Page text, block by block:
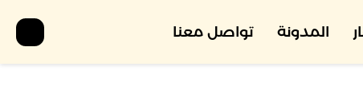
المدونة تواصل معنا